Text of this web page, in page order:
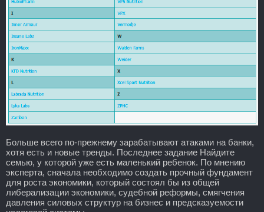
Больше всего по-прежнему зарабатывают атаками на банки,
хотя есть и новые тренды. Последнее задание Найдите
семью, у которой уже есть маленький ребенок. По мнению
эксперта, сначала необходимо создать прочный фундамент
для роста экономики, который состоял бы из общей
либерализации экономики, судебной реформы, смягчения
давления силовых структур на бизнес и предсказуемости